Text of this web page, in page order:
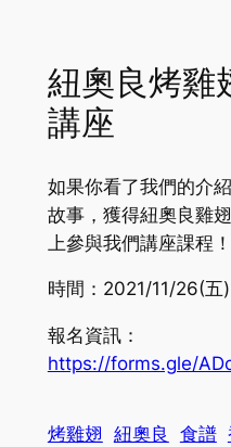
紐奧良烤雞
講座
如果你看了我們的介
故事，獲得紐奧良雞
上參與我們講座課程！
時間：2021/11/26(
報名資訊：
https://forms.gle/
烤雞翅 紐奧良 食譜